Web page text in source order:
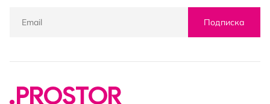
Подписка